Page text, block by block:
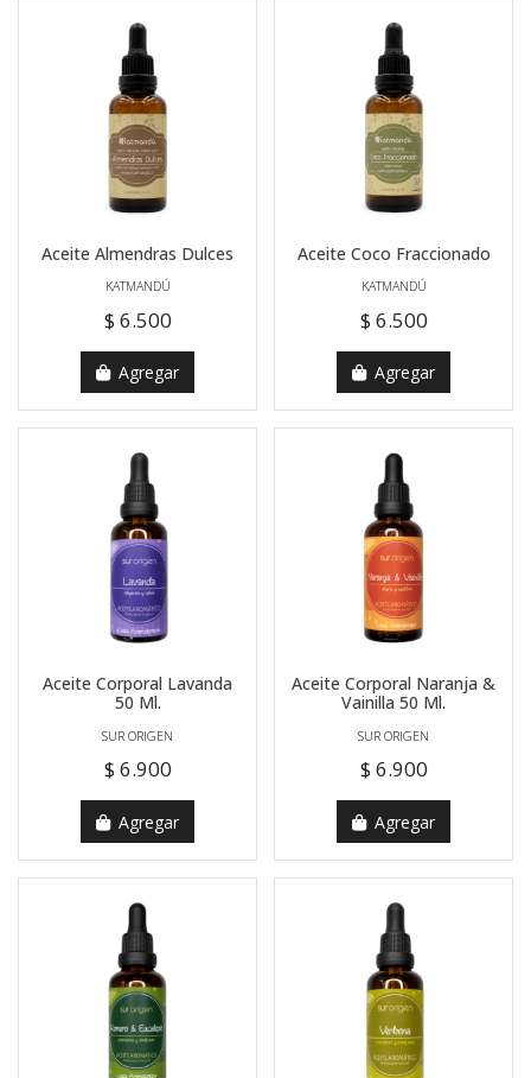
Aceite Almendras Dulces
KATMANDÚ
$ 6.500
Agregar
Aceite Coco Fraccionado
KATMANDÚ
$ 6.500
Agregar
Aceite Corporal Lavanda
50 Ml.
SUR ORIGEN
$ 6.900
Agregar
Aceite Corporal Naranja &
Vainilla 50 Ml.
SUR ORIGEN
$ 6.900
Agregar